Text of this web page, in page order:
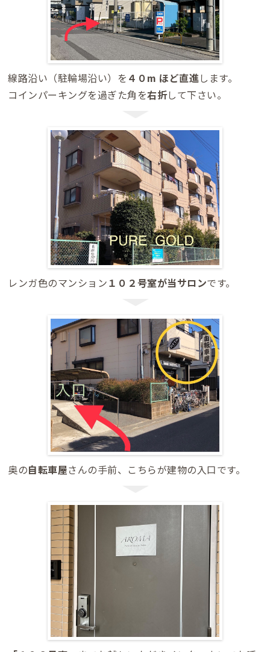
線路沿い（駐輪場沿い）を ４０m ほど直進します。
コインパーキングを過ぎた角を右折して下さい。
レンガ色のマンション１０２号室が当サロンです。
奥の自転車屋さんの手前、こちらが建物の入口です。